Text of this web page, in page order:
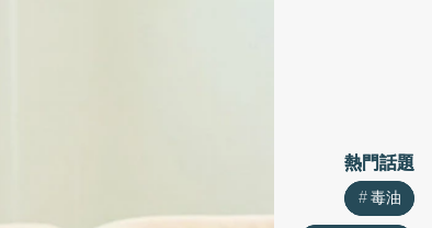
熱門話題
毒油
熱門話題
毒油